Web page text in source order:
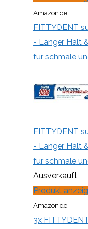
Amazon.de
FITTYDENT
- Langer Halt
für schmale
FITTYDENT
- Langer Halt
für schmale
Ausverkauft
Produkt
Amazon.de
3x